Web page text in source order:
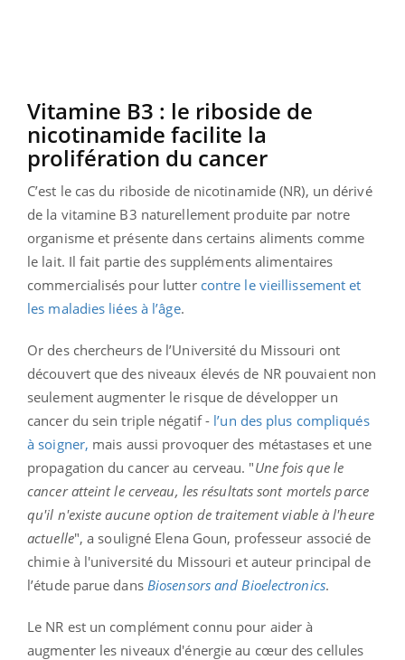
Vitamine B3 : le riboside de
nicotinamide facilite la
prolifération du cancer
C’est le cas du riboside de nicotinamide (NR), un dérivé
de la vitamine B3 naturellement produite par notre
organisme et présente dans certains aliments comme
le lait. Il fait partie des suppléments alimentaires
commercialisés pour lutter contre le vieillissement et
les maladies liées à l’âge.
Or des chercheurs de l’Université du Missouri ont
découvert que des niveaux élevés de NR pouvaient non
seulement augmenter le risque de développer un
cancer du sein triple négatif - l’un des plus compliqués
à soigner, mais aussi provoquer des métastases et une
propagation du cancer au cerveau. "Une fois que le
cancer atteint le cerveau, les résultats sont mortels parce
qu'il n'existe aucune option de traitement viable à l'heure
actuelle", a souligné Elena Goun, professeur associé de
chimie à l'université du Missouri et auteur principal de
l’étude parue dans Biosensors and Bioelectronics.
Le NR est un complément connu pour aider à
augmenter les niveaux d'énergie au cœur des cellules